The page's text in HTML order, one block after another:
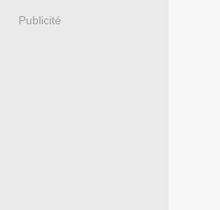
Publicité